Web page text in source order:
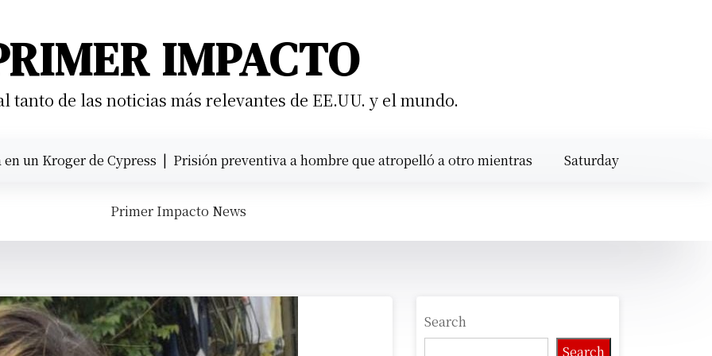
IMPACTO
tanto de las noticias más relevantes de EE.UU. y el mundo.
de Cypress |Prisión preventiva a hombre que atropelló a otro mientras calibraba un motor en Santiago |
Saturday
Primer Impacto News
Search
Search